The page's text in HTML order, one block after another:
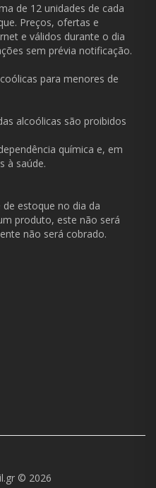
de 12 unidades de cada
Preços, ofertas e
e válidos durante o dia
sem prévia notificação.
para menores de
alcoólicas são proibidos
química e, em
à saúde.
estoque no dia da
produto, este não será
não será cobrado.
© 2026